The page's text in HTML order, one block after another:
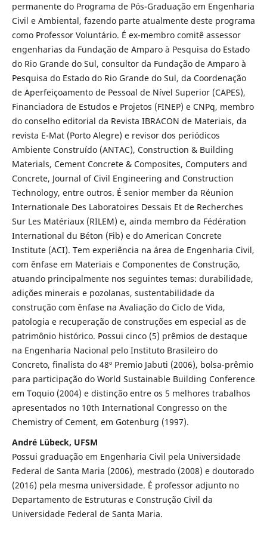
permanente do Programa de Pós-Graduação em Engenharia
Civil e Ambiental, fazendo parte atualmente deste programa
como Professor Voluntário. É ex-membro comitê assessor
engenharias da Fundação de Amparo à Pesquisa do Estado
do Rio Grande do Sul, consultor da Fundação de Amparo à
Pesquisa do Estado do Rio Grande do Sul, da Coordenação
de Aperfeiçoamento de Pessoal de Nível Superior (CAPES),
Financiadora de Estudos e Projetos (FINEP) e CNPq, membro
do conselho editorial da Revista IBRACON de Materiais, da
revista E-Mat (Porto Alegre) e revisor dos periódicos
Ambiente Construído (ANTAC), Construction & Building
Materials, Cement Concrete & Composites, Computers and
Concrete, Journal of Civil Engineering and Construction
Technology, entre outros. É senior member da Réunion
Internationale Des Laboratoires Dessais Et de Recherches
Sur Les Matériaux (RILEM) e, ainda membro da Fédération
International du Béton (Fib) e do American Concrete
Institute (ACI). Tem experiência na área de Engenharia Civil,
com ênfase em Materiais e Componentes de Construção,
atuando principalmente nos seguintes temas: durabilidade,
adições minerais e pozolanas, sustentabilidade da
construção com ênfase na Avaliação do Ciclo de Vida,
patologia e recuperação de construções em especial as de
patrimônio histórico. Possui cinco (5) prêmios de destaque
na Engenharia Nacional pelo Instituto Brasileiro do
Concreto, finalista do 48º Premio Jabuti (2006), bolsa-prêmio
para participação do World Sustainable Building Conference
em Toquio (2004) e distinção entre os 5 melhores trabalhos
apresentados no 10th International Congresso on the
Chemistry of Cement, em Gotenburg (1997).
André Lübeck, UFSM
Possui graduação em Engenharia Civil pela Universidade
Federal de Santa Maria (2006), mestrado (2008) e doutorado
(2016) pela mesma universidade. É professor adjunto no
Departamento de Estruturas e Construção Civil da
Universidade Federal de Santa Maria.